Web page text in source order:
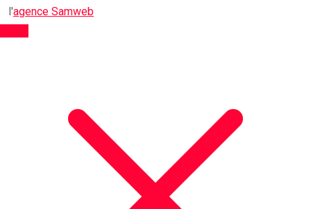
l'agence Samweb